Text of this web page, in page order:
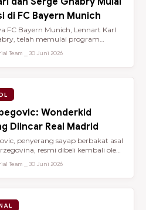
di FC Bayern Munich
FC Bayern Munich, Lennart Karl
telah memulai program
Team ⎯ 30 Juni 2026
Wonderkid
Diincar Real Madrid
penyerang sayap berbakat asal
resmi dibeli kembali oleh
Team ⎯ 30 Juni 2026